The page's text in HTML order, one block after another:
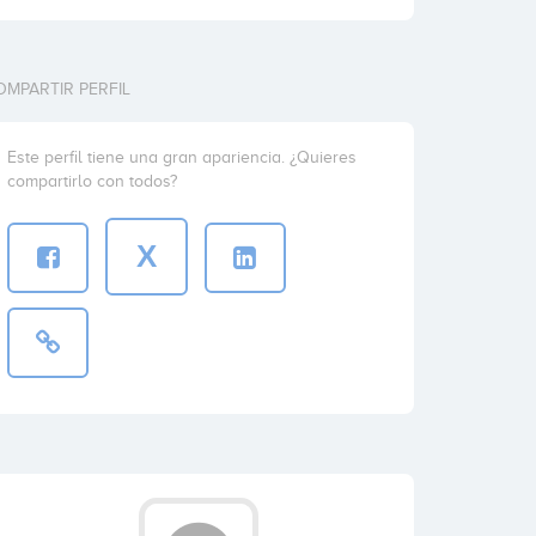
PERFIL
Este perfil tiene una gran apariencia. ¿Quieres
compartirlo con todos?
X